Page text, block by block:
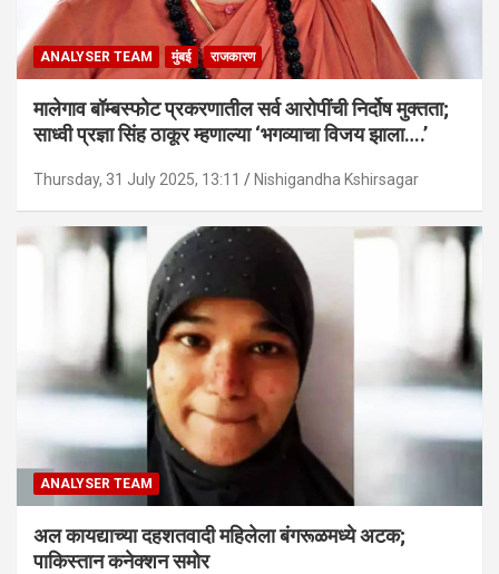
ANALYSER TEAM मुंबई राजकारण
मालेगाव बॉम्बस्फोट प्रकरणातील सर्व आरोपींची निर्दोष मुक्तता;
साध्वी प्रज्ञा सिंह ठाकूर म्हणाल्या ‘भगव्याचा विजय झाला….’
Thursday, 31 July 2025, 13:11 Nishigandha Kshirsagar
ANALYSER TEAM
अल कायद्याच्या दहशतवादी महिलेला बंगरूळमध्ये अटक;
पाकिस्तान कनेक्शन समोर